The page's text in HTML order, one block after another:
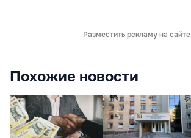
Разместить рекламу на сайте
Похожие новости